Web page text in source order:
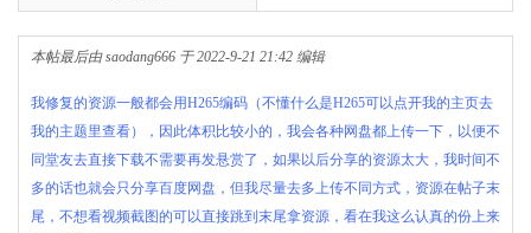
本帖最后由 saodang666 于 2022-9-21 21:42 编辑
我修复的资源一般都会用H265编码（不懂什么是H265可以点开我的主页去
我的主题里查看），因此体积比较小的，我会各种网盘都上传一下，以便不
同堂友去直接下载不需要再发悬赏了，如果以后分享的资源太大，我时间不
多的话也就会只分享百度网盘，但我尽量去多上传不同方式，资源在帖子末
尾，不想看视频截图的可以直接跳到末尾拿资源，看在我这么认真的份上来